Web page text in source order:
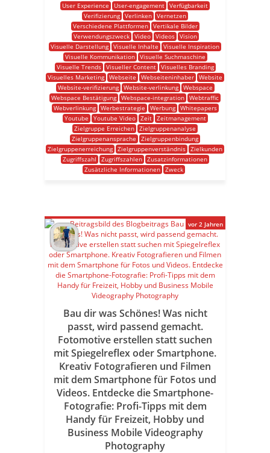
User Experience
User-engagement Verfügbarkeit
Verifizierung Verlinken Vernetzen
Verschiedene Plattformen
Vertikale Bilder
Verwendungszweck
Video Videos
Vision
Visuelle Darstellung Visuelle Inhalte
Visuelle Inspiration
Visuelle Kommunikation
Visuelle Suchmaschine
Visuelle Trends
Visueller Content
Visuelles Branding
Visuelles Marketing Webseite Webseiteninhaber Website
Website-verifizierung
Website-verlinkung
Webspace
Webspace Bestätigung Webspace-integration Webtraffic
Webverlinkung
Werbestrategie Werbung
Whitepapers
Youtube
Youtube Video Zeit
Zeitmanagement
Zielgruppe Erreichen Zielgruppenanalyse
Zielgruppenansprache
Zielgruppenbindung
Zielgruppenerreichung Zielgruppenverständnis Zielkunden
Zugriffszahl
Zugriffszahlen Zusatzinformationen
Zusätzliche Informationen
Zweck
Bau dir was Schönes! Was nicht
passt, wird passend gemacht.
Fotomotive erstellen statt suchen
mit Spiegelreflex oder Smartphone.
Kreativ Fotografieren und Filmen
mit dem Smartphone für Fotos und
Videos. Entdecke die Smartphone-
Fotografie: Profi-Tipps mit dem
Handy für Freizeit, Hobby und
Business Mobile Videography
Photography
vor 2 Jahren